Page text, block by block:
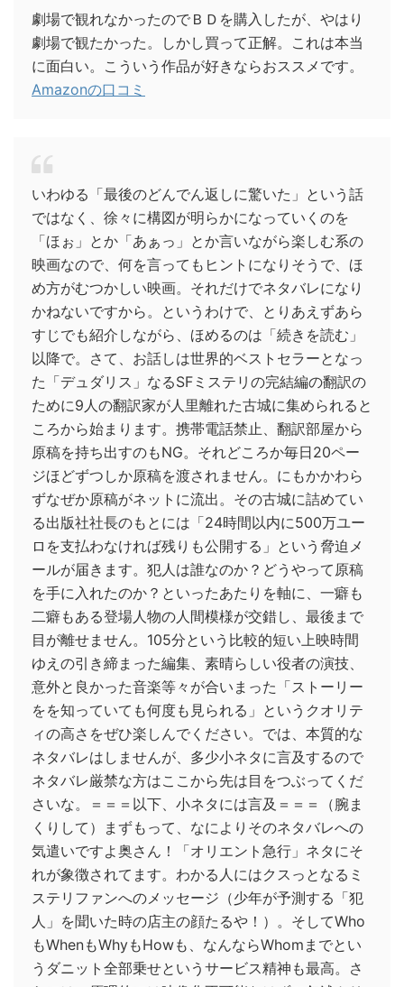
劇場で観れなかったのでＢＤを購入したが、やはり
劇場で観たかった。しかし買って正解。これは本当
に面白い。こういう作品が好きならおススメです。
Amazonの口コミ
いわゆる「最後のどんでん返しに驚いた」という話
ではなく、徐々に構図が明らかになっていくのを
「ほぉ」とか「あぁっ」とか言いながら楽しむ系の
映画なので、何を言ってもヒントになりそうで、ほ
め方がむつかしい映画。それだけでネタバレになり
かねないですから。というわけで、とりあえずあら
すじでも紹介しながら、ほめるのは「続きを読む」
以降で。さて、お話しは世界的ベストセラーとなっ
た「デュダリス」なるSFミステリの完結編の翻訳の
ために9人の翻訳家が人里離れた古城に集められると
ころから始まります。携帯電話禁止、翻訳部屋から
原稿を持ち出すのもNG。それどころか毎日20ペー
ジほどずつしか原稿を渡されません。にもかかわら
ずなぜか原稿がネットに流出。その古城に詰めてい
る出版社社長のもとには「24時間以内に500万ユー
ロを支払わなければ残りも公開する」という脅迫メ
ールが届きます。犯人は誰なのか？どうやって原稿
を手に入れたのか？といったあたりを軸に、一癖も
二癖もある登場人物の人間模様が交錯し、最後まで
目が離せません。105分という比較的短い上映時間
ゆえの引き締まった編集、素晴らしい役者の演技、
意外と良かった音楽等々が合いまった「ストーリー
をを知っていても何度も見られる」というクオリテ
ィの高さをぜひ楽しんでください。では、本質的な
ネタバレはしませんが、多少小ネタに言及するので
ネタバレ厳禁な方はここから先は目をつぶってくだ
さいな。＝＝＝以下、小ネタには言及＝＝＝（腕ま
くりして）まずもって、なによりそのネタバレへの
気遣いですよ奥さん！「オリエント急行」ネタにそ
れが象徴されてます。わかる人にはクスっとなるミ
ステリファンへのメッセージ（少年が予測する「犯
人」を聞いた時の店主の顔たるや！）。そしてWho
もWhenもWhyもHowも、なんならWhomまでとい
うダニット全部乗せというサービス精神も最高。さ